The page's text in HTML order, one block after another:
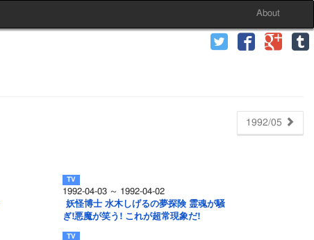
About
1992/05
1992-04-03 ～ 1992-04-02
妖怪博士 水木しげるの夢探険 霊魂が騒
ぎ!悪魔が笑う! これが超常現象だ!